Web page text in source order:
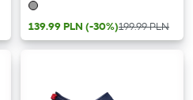
139.99 PLN (-30%)199.99 PLN